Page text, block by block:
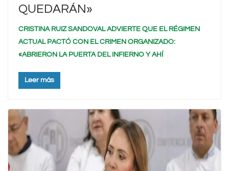
QUEDARÁN»
CRISTINA RUIZ SANDOVAL ADVIERTE QUE EL RÉGIMEN
ACTUAL PACTÓ CON EL CRIMEN ORGANIZADO:
«ABRIERON LA PUERTA DEL INFIERNO Y AHÍ
Leer más